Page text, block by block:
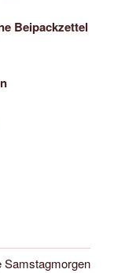
Beipackzettel
Samstagmorgen